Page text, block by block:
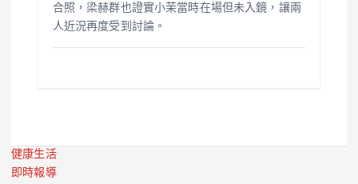
合照，梁赫群也證實小茉當時在場但未入鏡，讓兩
人近況再度受到討論。
健康生活
即時報導